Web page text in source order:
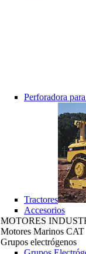
Perforadora
Tractores
Accesorios
MOTORES
Motores Marinos CAT
Grupos electrógenos